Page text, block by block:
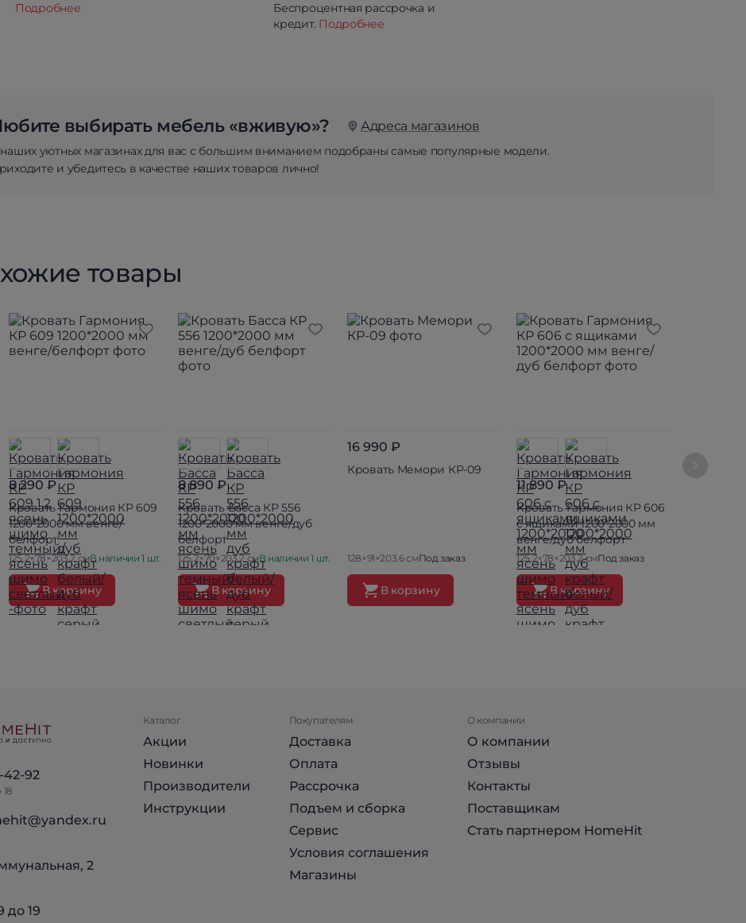
Подробнее
Беспроцентная рассрочка и
кредит. Подробнее
выбирать мебель «вживую»? Адреса магазинов
уютных магазинах для вас с большим вниманием подобраны самые популярные модели.
и убедитесь в качестве наших товаров лично!
товары
8 290 ₽
Кровать Гармония КР 609
1200*2000 мм венге/
белфорт
125.2×78×203.2 смВ наличии 1 шт.
В корзину
8 890 ₽
Кровать Басса КР 556
1200*2000 мм венге/дуб
белфорт
125.2×70×203.2 смВ наличии 1 шт.
В корзину
16 990 ₽
Кровать Мемори КР-09
128×91×203.6 смПод заказ
В корзину
11 890 ₽
Кровать Гармония КР 606
с ящиками 1200*2000 мм
венге/дуб белфорт
125.2×78×203.2 смПод заказ
В корзину
42-92
2
до 19
Каталог
Акции
Новинки
Производители
Инструкции
Покупателям
Доставка
Оплата
Рассрочка
Подъем и сборка
Сервис
Условия соглашения
Магазины
О компании
О компании
Отзывы
Контакты
Поставщикам
Стать партнером HomeHit